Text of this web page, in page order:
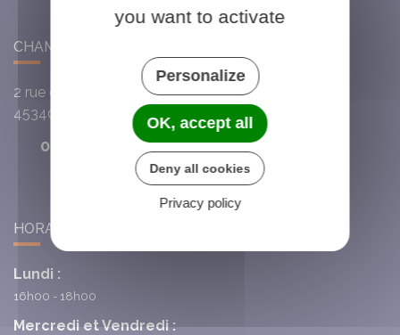
CHAMBON-LA-FÔRET
2 rue du Cardinal de la Luzerne
45340
Chambon-la-Fôret
02 38 32 28 55
HORAIRES DE LA MAIRIE
Lundi :
16h00 - 18h00
Mercredi et Vendredi :
you want to activate
Personalize
OK, accept all
Deny all cookies
Privacy policy